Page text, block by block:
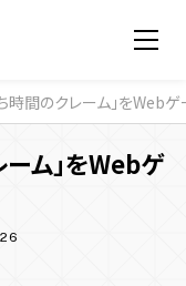
時間のクレーム」をWeb
ム」をWebゲ